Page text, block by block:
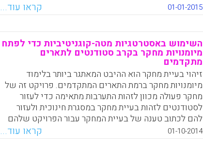
של שלוש קבוצות של מחקרים (“Research programs”):
מחקרים על אחריותיות, אפקטיביות ומדיניות בהכשרת
מורים; מחקרים על הכשרת מורים בחברת הידע; מחקרים על
הכשרת מורים לשונות ושוויון (Cochran-Smith, M. &
Villegas, A. M).
WhatsApp
Facebook
Email
X
01-01-2015 קראו עוד...
השימוש באסטרטגיות מטה-קוגניטיביות כדי לפתח
מיומנויות מחקר בקרב סטודנטים לתארים
מתקדמים
זיהוי בעיית מחקר הוא ההיבט המאתגר ביותר בלימוד
מיומנויות מחקר ברמת התארים המתקדמים. פרויקט זה של
מחקר פעולה מכוון לזהות התערבות מתאימה כדי לעזור
לסטודנטים לזהות בעיית מחקר במסגרת חינוכית ולעזור
להם לכתוב טענה של בעיית המחקר עבור הפרויקט שלהם
(Rahman, Saemah ; Yasin, Ruhizan M ; Salamuddin,
Norlena ; Surat, Shahlan, 2014).
01-10-2014 קראו עוד...